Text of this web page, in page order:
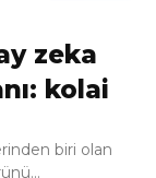
zeka
kolai
biri olan